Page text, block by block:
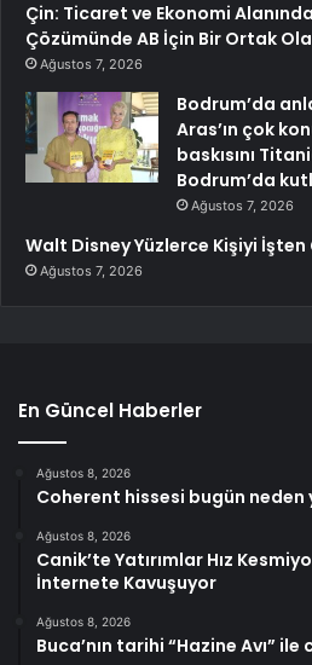
Çin: Ticaret ve Ekonomi
Çözümünde AB İçin Bir Ortak
Ağustos 7, 2026
Bodrum’da
Aras’ın çok
baskısını
Bodrum’da
Ağustos 7, 2026
Walt Disney Yüzlerce Kişiyi İşten
Ağustos 7, 2026
En Güncel Haberler
Ağustos 8, 2026
Coherent hissesi bugün neden
Ağustos 8, 2026
Canik’te Yatırımlar Hız
İnternete Kavuşuyor
Ağustos 8, 2026
Buca’nın tarihi “Hazine Avı” ile